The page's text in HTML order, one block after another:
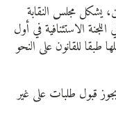
يشكل مجلس النقابة
اللجنة الاستئنافية في أول
طبقا للقانون على النحو
قبول طلبات على غير